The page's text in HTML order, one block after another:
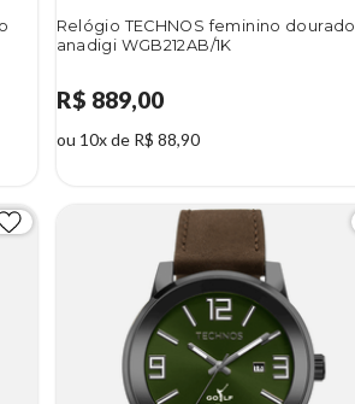
Relógio TECHNOS feminino dourado
anadigi WGB212AB/1K
R$ 889,00
ou 10x de R$ 88,90